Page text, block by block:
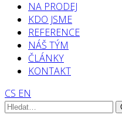
NA PRODEJ
KDO JSME
REFERENCE
NÁŠ TÝM
ČLÁNKY
KONTAKT
CS EN